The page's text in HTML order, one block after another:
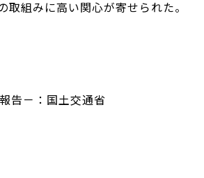
組みに高い関心が寄せられた。
告－：国土交通省